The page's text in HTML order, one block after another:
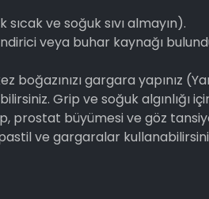
sıcak ve soğuk sıvı almayın).
veya buhar kaynağı
boğazınızı gargara yapınız
Grip ve soğuk algınlığı
prostat büyümesi ve göz
ve gargaralar